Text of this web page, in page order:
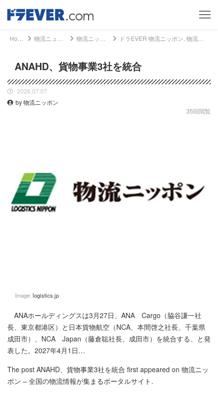
ANAHD、貨物事業3社を統合
2026.07.07
by 物流ニッポン
35回閲覧
Image: logistics.jp
ANAホールディングスは3月27日、ANA Cargo（脇谷謙一社
長、東京都港区）と日本貨物航空（NCA、本間啓之社長、千葉県
成田市）、NCA Japan（藤倉聡社長、成田市）を統合する、と発
表した。2027年4月1日…
The post ANAHD、貨物事業3社を統合 first appeared on 物流ニッ
ポン – 全国の物流情報が集まるポータルサイト .